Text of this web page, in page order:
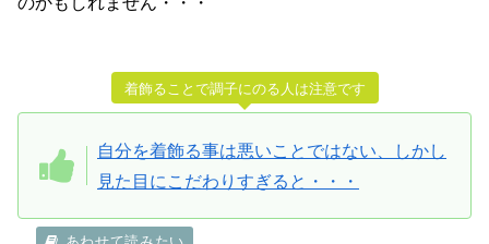
着飾ることで調子にのる人は注意です
自分を着飾る事は悪いことではない、しかし
見た目にこだわりすぎると・・・